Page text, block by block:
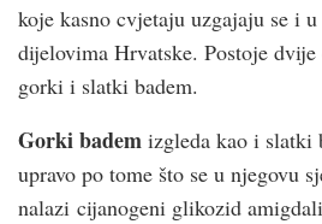
koje kasno cvjetaju uzgajaju se i
dijelovima Hrvatske. Postoje dvije
gorki i slatki badem.
Gorki badem izgleda kao i slatki
upravo po tome što se u njegovu
nalazi cijanogeni glikozid